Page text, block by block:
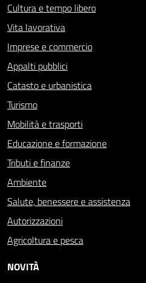
Cultura e tempo libero
Vita lavorativa
Imprese e commercio
Appalti pubblici
Catasto e urbanistica
Turismo
Mobilità e trasporti
Educazione e formazione
Tributi e finanze
Ambiente
Salute, benessere e assistenza
Autorizzazioni
Agricoltura e pesca
NOVITÀ